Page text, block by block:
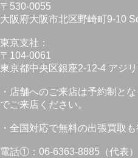
〒530-0055
大阪府大阪市北区野崎町9-10
東京支社：
〒104-0061
東京都中央区銀座2-12-4 アジ
・店舗へのご来店は予約制と
でご来店ください。
・全国対応で無料の出張買取も
電話①：06-6363-8885（代表）